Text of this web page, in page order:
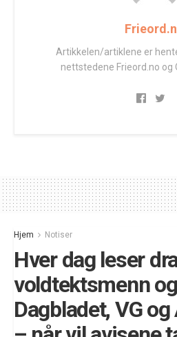
Artikkelen/artiklene er
nettstedene Frieord.no
Hjem Notiser
Hver dag leser
voldtektsmenn
Dagbladet, VG